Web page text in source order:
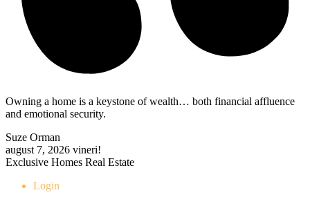
Owning a home is a keystone of wealth… both financial affluence
and emotional security.
Suze Orman
august 7, 2026 vineri!
Exclusive Homes Real Estate
Login